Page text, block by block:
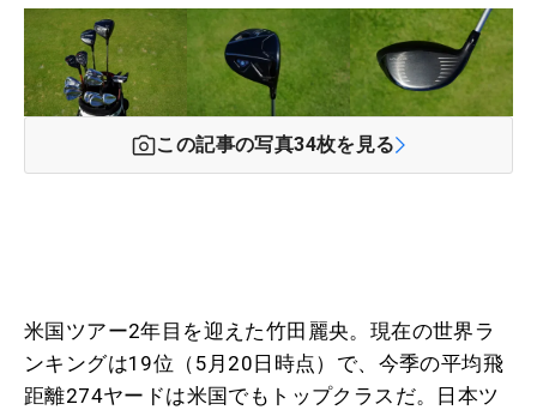
この記事の写真34枚を見る
米国ツアー2年目を迎えた竹田麗央。現在の世界ラ
ンキングは19位（5月20日時点）で、今季の平均飛
距離274ヤードは米国でもトップクラスだ。日本ツ